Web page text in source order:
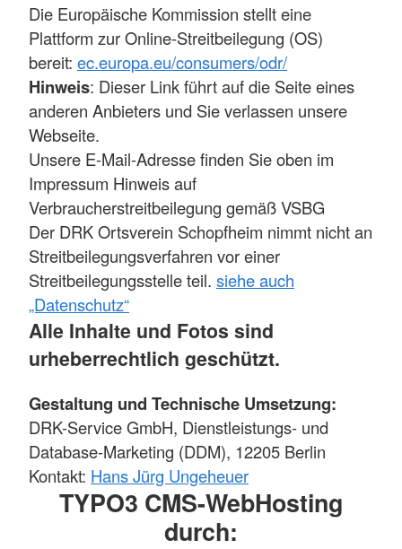
Die Europäische Kommission stellt eine
Plattform zur Online-Streitbeilegung (OS)
bereit: ec.europa.eu/consumers/odr/
Hinweis: Dieser Link führt auf die Seite eines
anderen Anbieters und Sie verlassen unsere
Webseite.
Unsere E-Mail-Adresse finden Sie oben im
Impressum Hinweis auf
Verbraucherstreitbeilegung gemäß VSBG
Der DRK Ortsverein Schopfheim nimmt nicht an
Streitbeilegungsverfahren vor einer
Streitbeilegungsstelle teil. siehe auch
„Datenschutz“
Alle Inhalte und Fotos sind
urheberrechtlich geschützt.
Gestaltung und Technische Umsetzung:
DRK-Service GmbH, Dienstleistungs- und
Database-Marketing (DDM), 12205 Berlin
Kontakt: Hans Jürg Ungeheuer
TYPO3 CMS-WebHosting
durch: